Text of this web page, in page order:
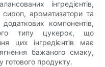
інгредієнтів,
ароматизатори та
компонентів,
типу цукерок, що
цих інгредієнтів має
бажаного смаку,
готового продукту.